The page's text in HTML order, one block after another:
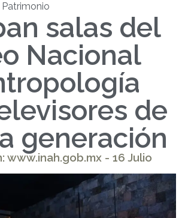
salas del
Nacional
de
generación
www.inah.gob.mx - 16 Julio